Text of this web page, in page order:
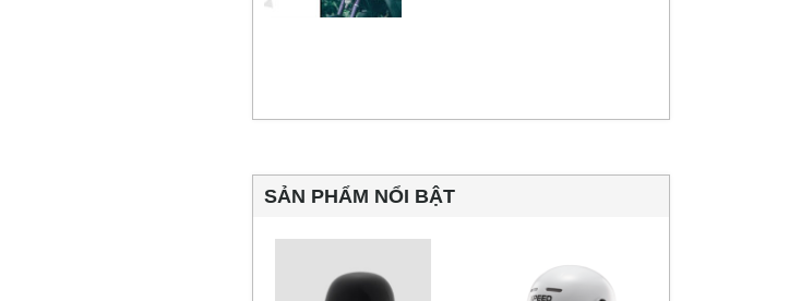
SẢN PHẨM NỔI BẬT